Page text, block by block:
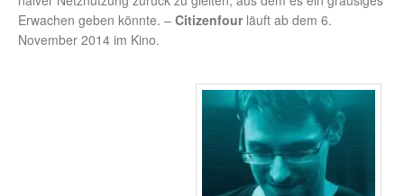
Erwachen geben könnte. – Citizenfour läuft ab dem 6.
November 2014 im Kino.